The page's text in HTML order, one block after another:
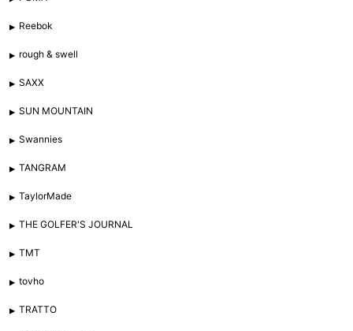
Reebok
rough & swell
SAXX
SUN MOUNTAIN
Swannies
TANGRAM
TaylorMade
THE GOLFER'S JOURNAL
TMT
tovho
TRATTO